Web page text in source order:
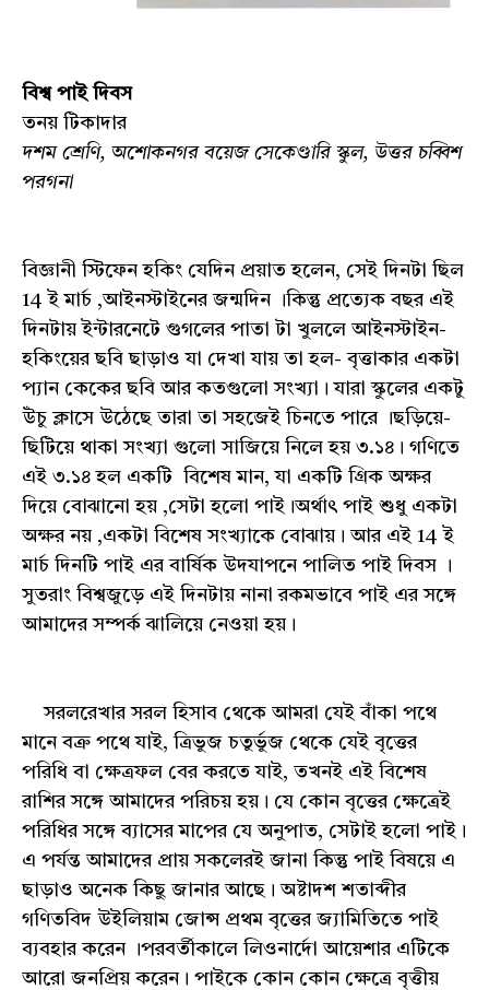
বিশ্ব পাই দিবস
তনয় টিকাদার
দশম শ্রেণি, অশোকনগর বয়েজ সেকেণ্ডারি স্কুল, উত্তর চব্বিশ
পরগনা
বিজ্ঞানী স্টিফেন হকিং যেদিন প্রয়াত হলেন, সেই দিনটা ছিল
14 ই মার্চ ,আইনস্টাইনের জন্মদিন ।কিন্তু প্রত্যেক বছর এই
দিনটায় ইন্টারনেটে গুগলের পাতা টা খুললে আইনস্টাইন-
হকিংয়ের ছবি ছাড়াও যা দেখা যায় তা হল- বৃত্তাকার একটা
প্যান কেকের ছবি আর কতগুলো সংখ্যা। যারা স্কুলের একটু
উঁচু ক্লাসে উঠেছে তারা তা সহজেই চিনতে পারে ।ছড়িয়ে-
ছিটিয়ে থাকা সংখ্যা গুলো সাজিয়ে নিলে হয় ৩.১৪। গণিতে
এই ৩.১৪ হল একটি বিশেষ মান, যা একটি গ্রিক অক্ষর
দিয়ে বোঝানো হয় ,সেটা হলো পাই।অর্থাৎ পাই শুধু একটা
অক্ষর নয় ,একটা বিশেষ সংখ্যাকে বোঝায়। আর এই 14 ই
মার্চ দিনটি পাই এর বার্ষিক উদযাপনে পালিত পাই দিবস ।
সুতরাং বিশ্বজুড়ে এই দিনটায় নানা রকমভাবে পাই এর সঙ্গে
আমাদের সম্পর্ক ঝালিয়ে নেওয়া হয়।
সরলরেখার সরল হিসাব থেকে আমরা যেই বাঁকা পথে
মানে বক্র পথে যাই, ত্রিভুজ চতুর্ভুজ থেকে যেই বৃত্তের
পরিধি বা ক্ষেত্রফল বের করতে যাই, তখনই এই বিশেষ
রাশির সঙ্গে আমাদের পরিচয় হয়। যে কোন বৃত্তের ক্ষেত্রেই
পরিধির সঙ্গে ব্যাসের মাপের যে অনুপাত, সেটাই হলো পাই।
এ পর্যন্ত আমাদের প্রায় সকলেরই জানা কিন্তু পাই বিষয়ে এ
ছাড়াও অনেক কিছু জানার আছে। অষ্টাদশ শতাব্দীর
গণিতবিদ উইলিয়াম জোন্স প্রথম বৃত্তের জ্যামিতিতে পাই
ব্যবহার করেন ।পরবর্তীকালে লিওনার্দো আয়েশার এটিকে
আরো জনপ্রিয় করেন। পাইকে কোন কোন ক্ষেত্রে বৃত্তীয়